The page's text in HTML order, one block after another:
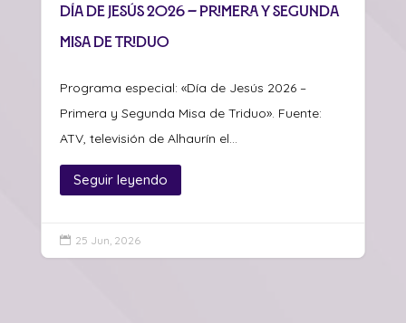
Día de Jesús 2026 – Primera y Segunda
Misa de Triduo
Programa especial: «Día de Jesús 2026 –
Primera y Segunda Misa de Triduo». Fuente:
ATV, televisión de Alhaurín el...
Seguir leyendo
 25 Jun, 2026